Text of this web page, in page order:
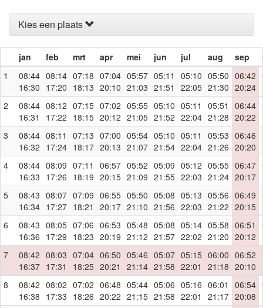
Kies een plaats
jan feb mrt apr mei jun jul aug sep
1
08:44
16:30
08:14
17:20
07:18
18:13
07:04
20:10
05:57
21:03
05:11
21:51
05:10
22:05
05:50
21:30
06:42
20:24
2
08:44
16:31
08:12
17:22
07:15
18:15
07:02
20:12
05:55
21:05
05:10
21:52
05:11
22:04
05:51
21:28
06:44
20:22
3
08:44
16:32
08:11
17:24
07:13
18:17
07:00
20:13
05:54
21:07
05:10
21:54
05:11
22:04
05:53
21:26
06:46
20:20
4
08:44
16:33
08:09
17:26
07:11
18:19
06:57
20:15
05:52
21:09
05:09
21:55
05:12
22:03
05:55
21:24
06:47
20:17
5
08:43
16:34
08:07
17:27
07:09
18:21
06:55
20:17
05:50
21:10
05:08
21:56
05:13
22:03
05:56
21:22
06:49
20:15
6
08:43
16:36
08:05
17:29
07:06
18:23
06:53
20:19
05:48
21:12
05:08
21:57
05:14
22:02
05:58
21:20
06:51
20:12
7
08:42
16:37
08:03
17:31
07:04
18:25
06:50
20:21
05:46
21:14
05:07
21:58
05:15
22:01
06:00
21:18
06:52
20:10
8
08:42
16:38
08:02
17:33
07:02
18:26
06:48
20:22
05:44
21:15
05:06
21:58
05:16
22:01
06:01
21:17
06:54
20:08